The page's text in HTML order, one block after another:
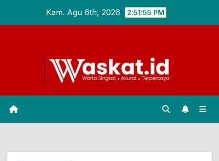
Kam. Agu 6th, 2026 2:51:56 PM